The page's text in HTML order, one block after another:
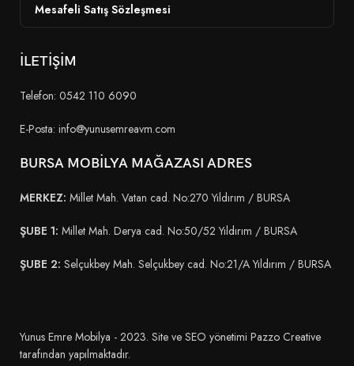
Mesafeli Satış Sözleşmesi
İLETİŞİM
Telefon: 0542 110 6090
E-Posta: info@yunusemreavm.com
BURSA MOBİLYA MAĞAZASI ADRES
MERKEZ: Millet Mah. Vatan cad. No:270 Yıldırım / BURSA
ŞUBE 1: Millet Mah. Derya cad. No:50/52 Yıldırım / BURSA
ŞUBE 2: Selçukbey Mah. Selçukbey cad. No:21/A Yıldırım / BURSA
Yunus Emre Mobilya - 2023. Site ve SEO yönetimi Pazzo Creative
tarafından yapılmaktadır.